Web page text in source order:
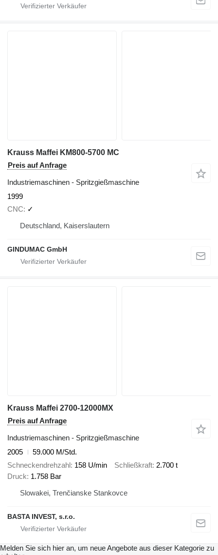
Krauss Maffei KM800-5700 MC
Preis auf Anfrage
Industriemaschinen - Spritzgießmaschine
1999
CNC
✓
Deutschland, Kaiserslautern
GINDUMAC GmbH
Krauss Maffei 2700-12000MX
Preis auf Anfrage
Industriemaschinen - Spritzgießmaschine
2005
59.000 M/Std.
Schneckendrehzahl 158 U/min Schließkraft 2.700 t
Druck 1.758 Bar
Slowakei, Trenčianske Stankovce
BASTA INVEST, s.r.o.
Melden Sie sich hier an, um neue Angebote aus dieser Kategorie zu